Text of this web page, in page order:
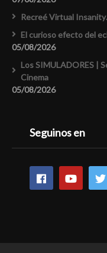
Recreé Virtual
El curioso efecto del
05/08/2026
Los SIMULADORES |
Cinema
05/08/2026
Seguinos en